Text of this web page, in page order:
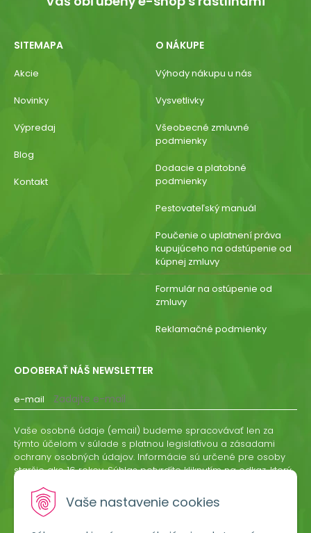
Vaše nastavenie cookies
SITEMAPA
Akcie
Novinky
Výpredaj
Blog
Kontakt
O NÁKUPE
Výhody nákupu u nás
Vysvetlivky
Všeobecné zmluvné
podmienky
Dodacie a platobné
podmienky
Pestovateľský manuál
Poučenie o uplatnení práva
kupujúceho na odstúpenie od
kúpnej zmluvy
Formulár na ostúpenie od
zmluvy
Reklamačné podmienky
ODOBERAŤ NÁŠ NEWSLETTER
e-mail
Vaše osobné údaje (email) budeme spracovávať len za
týmto účelom v súlade s platnou legislatívou a zásadami
ochrany osobných údajov. Informácie sú určené pre osoby
staršie ako 16 rokov. Súhlas potvrdíte kliknutím na odkaz, ktorý
odvolať písomne, emailom alebo kliknutím na odkaz z
ktoréhokoľvek informačného emailu.